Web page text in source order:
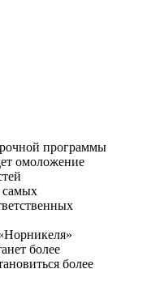
программы
омоложение
самых
более
более